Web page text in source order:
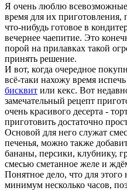
Я очень люблю всевозможные
время для их
что-нибудь готовое в
вечернее чаепитие. Это
порой на прилавках такой
принять решение.
И вот, когда очередное
всё-таки нахожу время
бисквит или кекс. Вот
замечательный рецепт
очень красивого десерта -
приготовить достаточно
Основой для него служат
печенья, можно также
бананы, персики, клубнику,
смесью сметанное желе и
Понятное дело, что для
минимум несколько часов,